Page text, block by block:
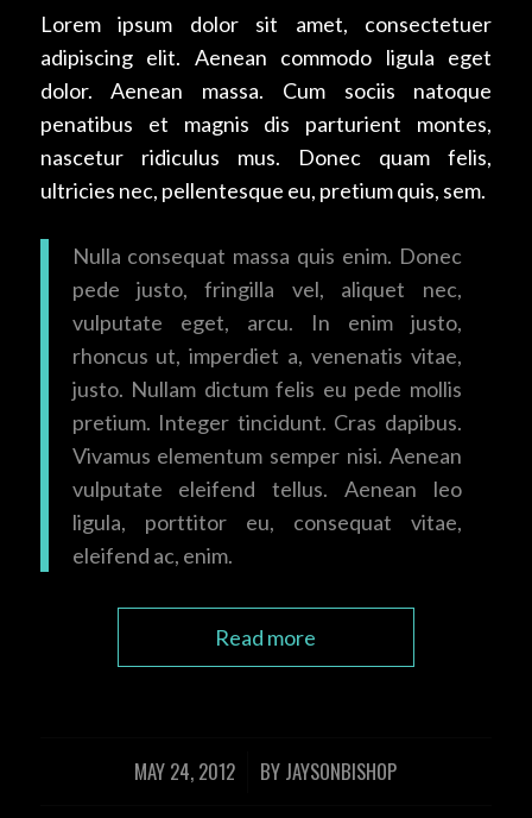
Lorem ipsum dolor sit amet, consectetuer
adipiscing elit. Aenean commodo ligula eget
dolor. Aenean massa. Cum sociis natoque
penatibus et magnis dis parturient montes,
nascetur ridiculus mus. Donec quam felis,
ultricies nec, pellentesque eu, pretium quis, sem.
Nulla consequat massa quis enim. Donec
pede justo, fringilla vel, aliquet nec,
vulputate eget, arcu. In enim justo,
rhoncus ut, imperdiet a, venenatis vitae,
justo. Nullam dictum felis eu pede mollis
pretium. Integer tincidunt. Cras dapibus.
Vivamus elementum semper nisi. Aenean
vulputate eleifend tellus. Aenean leo
ligula, porttitor eu, consequat vitae,
eleifend ac, enim.
Read more
MAY 24, 2012
/ BY JAYSONBISHOP